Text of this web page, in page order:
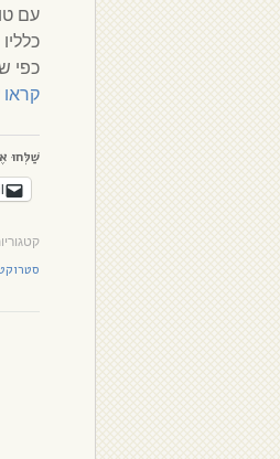
עם
כפי
קראו
שַׁלְּחוּ